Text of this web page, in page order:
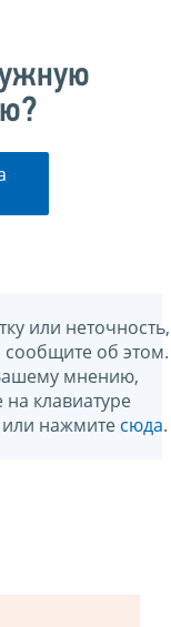
или неточность,
об этом.
мнению,
клавиатуре
нажмите сюда.